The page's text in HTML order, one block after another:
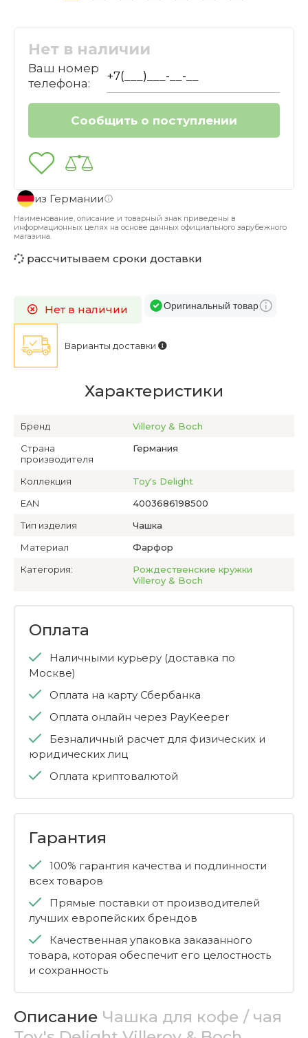
Нет в наличии
Ваш номер
телефона:
из Германии
Наименование, описание и товарный знак приведены в
информационных целях на основе данных официального зарубежного
магазина.
рассчитываем сроки доставки
Варианты доставки
Нет в наличии Оригинальный товар
Характеристики
Бренд
Villeroy & Boch
Страна
производителя
Германия
Коллекция
Toy's Delight
EAN
4003686198500
Тип изделия
Чашка
Материал
Фарфор
Категория:
Рождественские кружки
Villeroy & Boch
Оплата
Наличными курьеру (доставка по
Москве)
Оплата на карту Сбербанка
Оплата онлайн через PayKeeper
Безналичный расчет для физических и
юридических лиц
Оплата криптовалютой
Гарантия
100% гарантия качества и подлинности
всех товаров
Прямые поставки от производителей
лучших европейских брендов
Качественная упаковка заказанного
товара, которая обеспечит его целостность
и сохранность
Описание Чашка для кофе / чая